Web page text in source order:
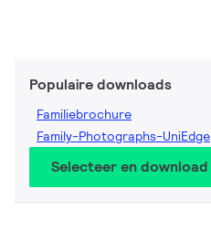
Populaire downloads
Familiebrochure
Family-Photographs-UniEdge
Selecteer en download